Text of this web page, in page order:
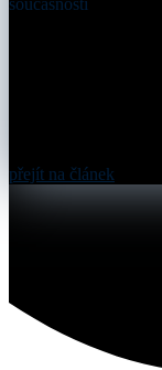
přejít na článek